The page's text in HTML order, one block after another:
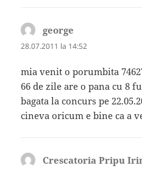
george
28.07.2011 la 14:52
mia venit o porumbita
66 de zile are o pana cu 8
bagata la concurs pe
cineva oricum e bine ca a
Crescatoria Pripu